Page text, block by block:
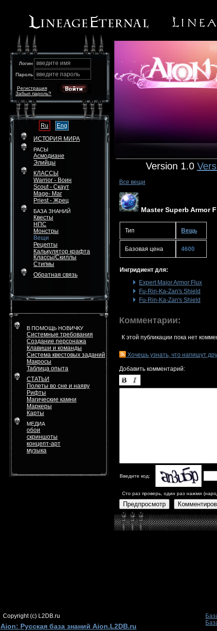
Логин введите имя
Пароль введите пароль
Забыл пароль?
Регистрация
Ru
Eng
ИСТОРИЯ МИРА
РАСЫ
Асмодиане
Элийцы
КЛАССЫ
Warrior - Воин
Scout - Скаут
Mage- Маг
Priest - Жрец
БАЗА ЗНАНИЙ
Квесты
НПС
Монстры
Вещи
Рецепты
Калькулятор крафта
Классы/Скиллы
Стигмы
Обратная связь
В ПОМОЩЬ НОВИЧКУ
Системные требования
Создание персонажа
Клавиши и команды
Система квестовых заданий
Макросы
Таблица опыта
СТАТЬИ
Полеты во сне и наяву
Рифты
Магические камни
Маркеры
Карты
МЕДИА
обои
скриншоты
концепт-арт
музыка
Version 1.0
Все вещи
Master Superb Armor
Тип Вещь
Базовая цена 4600
Ингридиент для:
Expert Major Armor Flux
Fu-Rin-Ka-Zan's Shield
Fu-Rin-Ka-Zan's Shield
Комментарии:
К этой публикации пока нет
Хочешь узнать, что напишут
Добавить комментарий:
Введите код:
Сто раз проверь, один раз нажми
Предпросмотр
Copyright (c) L2DB.ru
Aion: Русская база знаний Aion.L2DB.ru